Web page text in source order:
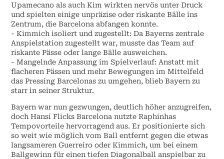
Upamecano als auch Kim wirkten nervös unter Druck
und spielten einige unpräzise oder riskante Bälle ins
Zentrum, die Barcelona abfangen konnte.
- Kimmich isoliert und zugestellt: Da Bayerns zentrale
Anspielstation zugestellt war, musste das Team auf
riskante Pässe oder lange Bälle ausweichen.
- Mangelnde Anpassung im Spielverlauf: Anstatt mit
flacheren Pässen und mehr Bewegungen im Mittelfeld
das Pressing Barcelonas zu umgehen, blieb Bayern zu
starr in seiner Struktur.
Bayern war nun gezwungen, deutlich höher anzugreifen,
doch Hansi Flicks Barcelona nutzte Raphinhas
Tempovorteile hervorragend aus. Er positionierte sich
so weit wie möglich vom Ball entfernt gegen die etwas
langsameren Guerreiro oder Kimmich, um bei einem
Ballgewinn für einen tiefen Diagonalball anspielbar zu